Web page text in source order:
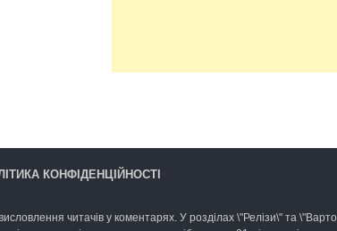
КОНФІДЕНЦІЙНОСТІ
читачів у коментарях. У розділах \"Релізи\" та \"Варто